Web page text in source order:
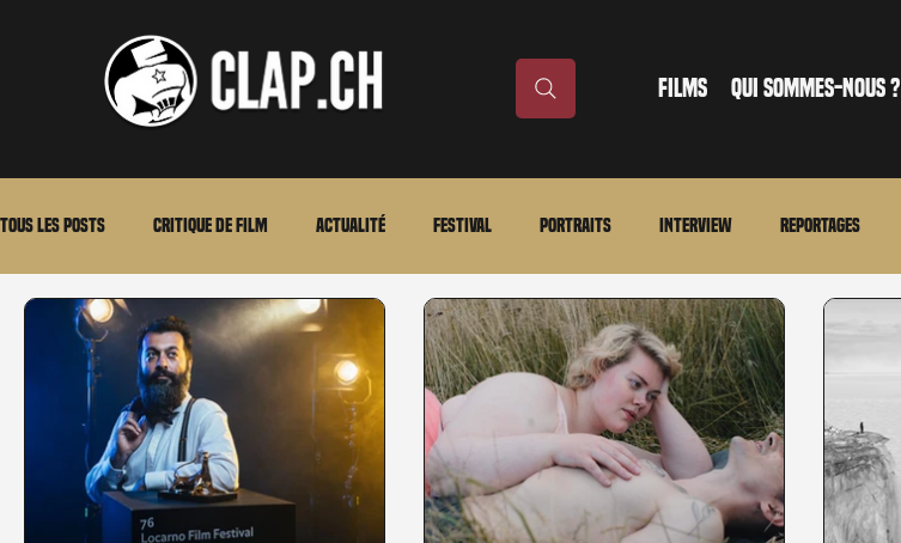
FILMS QUI SOMMES-NOUS ?
Tous les posts Critique de film Actualité Festival Portraits Interview Reportages
Laurent Scherlen Memento En bref VOD Annonce Evénement En bref
Stéfanie Rossier Streaming Stefanie Rossier Régional Merchandising